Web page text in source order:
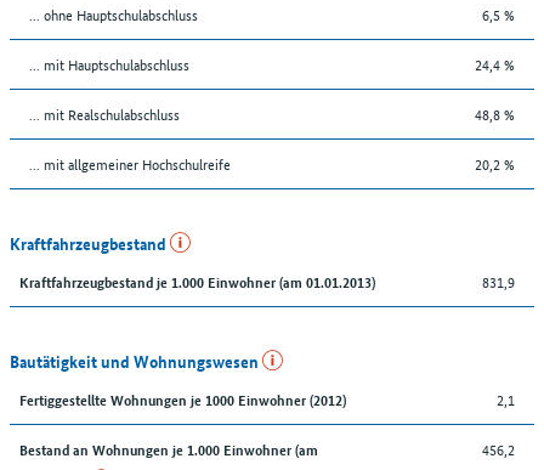
... ohne Hauptschulabschluss 6,5 %
... mit Hauptschulabschluss 24,4 %
... mit Realschulabschluss 48,8 %
... mit allgemeiner Hochschulreife 20,2 %
Kraftfahrzeugbestand
Kraftfahrzeugbestand je 1.000 Einwohner (am 01.01.2013) 831,9
Bautätigkeit und Wohnungswesen
Fertiggestellte Wohnungen je 1000 Einwohner (2012) 2,1
Bestand an Wohnungen je 1.000 Einwohner (am
456,2